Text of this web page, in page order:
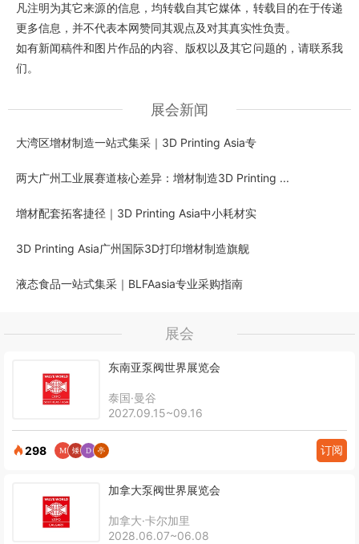
凡注明为其它来源的信息，均转载自其它媒体，转载目的在于传递
更多信息，并不代表本网赞同其观点及对其真实性负责。
如有新闻稿件和图片作品的内容、版权以及其它问题的，请联系我
们。
展会新闻
大湾区增材制造一站式集采｜3D Printing Asia专
两大广州工业展赛道核心差异：增材制造3D Printing ...
增材配套拓客捷径｜3D Printing Asia中小耗材实
3D Printing Asia广州国际3D打印增材制造旗舰
液态食品一站式集采｜BLFAasia专业采购指南
展会
东南亚泵阀世界展览会
泰国·曼谷
2027.09.15~09.16
298 订阅
加拿大泵阀世界展览会
加拿大·卡尔加里
2028.06.07~06.08